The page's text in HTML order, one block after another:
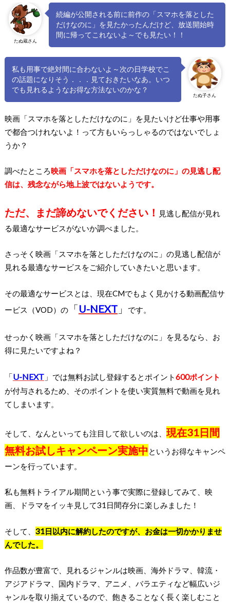
たぬ蔵さん
続編が公開される前に前作の「スマホを落とした
だけなのに」を見たかったんだけど、放送開始時
間に帰ってこれないよ～でも見たい！！
たぬ子さん
私も用事で絶対間に合わないよ～次の日学校でこ
の話題になりそう．．．見ておきたいなあ。いつ
でも見れるようなお得な方法ないのかな？
映画「スマホを落としただけなのに」を見たいけど仕事や用事
で都合つけれないよ！って方もいらっしゃるのではないでしょ
うか？
調べたところ映画「スマホを落としただけなのに」の見逃し配
信は、残念ながら地上波ではないようです。
ただ、まだ諦めないでください！
見逃し配信が見れ
る最適なサービスがないか調べました。
さっそく映画「スマホを落としただけなのに」の見逃し配信が
見れる最適なサービスをご紹介していきたいと思います。
その最適なサービスとは、現在CMでもよく見かける動画配信サ
ービス（VOD）の「U-NEXT」 です。
せっかく映画「スマホを落としただけなのに」を見るなら、お
得に見たいですよね？
「U-NEXT」 では無料お試し登録するとポイント600ポイント
が付与されるため、そのポイントを使い実質無料で動画を見れ
てしまいます。
そして、なんといっても注目して欲しいのは、現在31日間
無料お試しキャンペーン実施中 というお得なキャンペ
ーンを行っています。
私も無料トライアル期間という事で実際に登録してみて、映
画、ドラマをイッキ見して31日間存分に楽しみました！
そして、 31日以内に解約したのですが、お金は一切かかりませ
んでした。
作品数が豊富で、見れるジャンルは映画、海外ドラマ、韓流・
アジアドラマ、国内ドラマ、アニメ、バラエティなど幅広いジ
ャンルを取り揃えているので、飽きることなく長く楽しむこと